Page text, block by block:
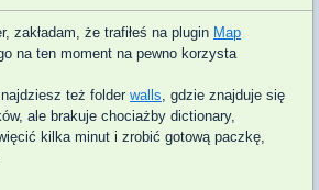
zakładam, że trafiłeś na plugin Map
na ten moment na pewno korzysta
też folder walls, gdzie znajduje się
ale brakuje chociażby dictionary,
kilka minut i zrobić gotową paczkę,